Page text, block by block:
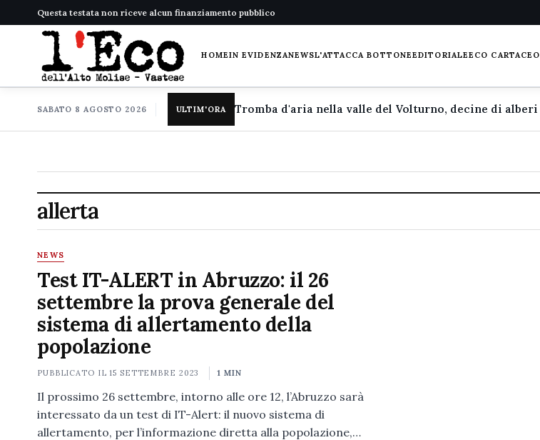
Questa testata non riceve alcun finanziamento pubblico
HOMEIN EVIDENZANEWSL'ATTACCA BOTTONEEDITORIALEECO CARTACEO
SABATO 8 AGOSTO 2026 ULTIM'ORA
allerta
NEWS
Test IT-ALERT in Abruzzo: il 26
settembre la prova generale del
sistema di allertamento della
popolazione
PUBBLICATO IL15 SETTEMBRE 2023 1 MIN
Il prossimo 26 settembre, intorno alle ore 12, l’Abruzzo sarà
interessato da un test di IT-Alert: il nuovo sistema di
allertamento, per l’informazione diretta alla popolazione,…